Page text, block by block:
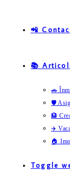
📲
📚
🚗
🛡️
🏦
✈️
🏠
Toggle